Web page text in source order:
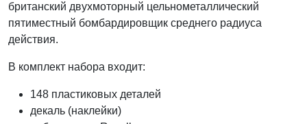
британский двухмоторный цельнометаллический
пятиместный бомбардировщик среднего радиуса
действия.
В комплект набора входит:
148 пластиковых деталей
декаль (наклейки)